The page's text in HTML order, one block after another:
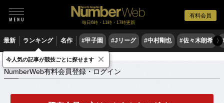
有料会員
毎日6時・11時・17時更新
最新 ランキング 名作 #甲子園 #Jリーグ #中村剛也 #佐々木朗希 〉
NumberWeb有料会員登録・ログイン
NumberWeb有料会員登録・ログイン
今人気の記事が競技ごとに探せます ×